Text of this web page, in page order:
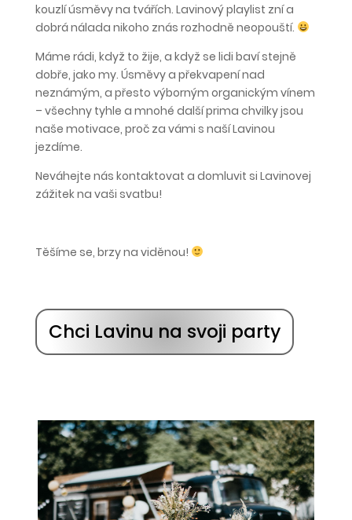
kouzlí úsměvy na tvářích. Lavinový playlist zní a
dobrá nálada nikoho znás rozhodně neopouští.
Máme rádi, když to žije, a když se lidi baví stejně
dobře, jako my. Úsměvy a překvapení nad
neznámým, a přesto výborným organickým vínem
– všechny tyhle a mnohé další prima chvilky jsou
naše motivace, proč za vámi s naší Lavinou
jezdíme.
Neváhejte nás kontaktovat a domluvit si Lavinovej
zážitek na vaši svatbu!
Těšíme se, brzy na viděnou!
Chci Lavinu na svoji party